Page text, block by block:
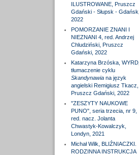
ILUSTROWANE, Pruszcz
Gdański - Słupsk - Gdańsk,
2022
POMORZANIE ZNANI I
NIEZNANI 4, red. Andrzej
Chludziński, Pruszcz
Gdański, 2022
Katarzyna Brzóska, WYRD,
tłumaczenie cyklu
Skandynawiana język
angielski Remigiusz Tkacz,
Pruszcz Gdański, 2022
"ZESZYTY NAUKOWE
PUNO", seria trzecia, nr 9,
red. nacz. Jolanta
Chwastyk-Kowalczyk,
Londyn, 2021
Michał Wilk, BLIŹNIACZKI.
RODZINNA INSTRUKCJA